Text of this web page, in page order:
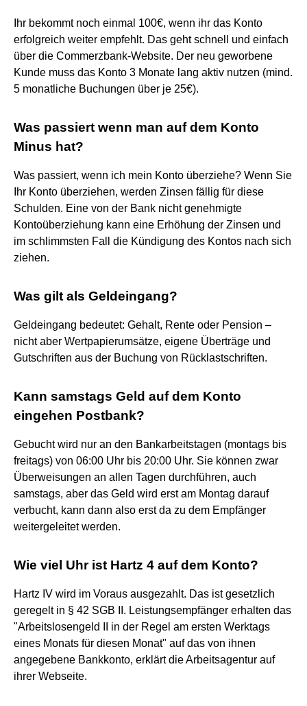
Ihr bekommt noch einmal 100€, wenn ihr das Konto
erfolgreich weiter empfehlt. Das geht schnell und einfach
über die Commerzbank-Website. Der neu geworbene
Kunde muss das Konto 3 Monate lang aktiv nutzen (mind.
5 monatliche Buchungen über je 25€).
Was passiert wenn man auf dem Konto
Minus hat?
Was passiert, wenn ich mein Konto überziehe? Wenn Sie
Ihr Konto überziehen, werden Zinsen fällig für diese
Schulden. Eine von der Bank nicht genehmigte
Kontoüberziehung kann eine Erhöhung der Zinsen und
im schlimmsten Fall die Kündigung des Kontos nach sich
ziehen.
Was gilt als Geldeingang?
Geldeingang bedeutet: Gehalt, Rente oder Pension –
nicht aber Wertpapierumsätze, eigene Überträge und
Gutschriften aus der Buchung von Rücklastschriften.
Kann samstags Geld auf dem Konto
eingehen Postbank?
Gebucht wird nur an den Bankarbeitstagen (montags bis
freitags) von 06:00 Uhr bis 20:00 Uhr. Sie können zwar
Überweisungen an allen Tagen durchführen, auch
samstags, aber das Geld wird erst am Montag darauf
verbucht, kann dann also erst da zu dem Empfänger
weitergeleitet werden.
Wie viel Uhr ist Hartz 4 auf dem Konto?
Hartz IV wird im Voraus ausgezahlt. Das ist gesetzlich
geregelt in § 42 SGB II. Leistungsempfänger erhalten das
"Arbeitslosengeld II in der Regel am ersten Werktags
eines Monats für diesen Monat" auf das von ihnen
angegebene Bankkonto, erklärt die Arbeitsagentur auf
ihrer Webseite.